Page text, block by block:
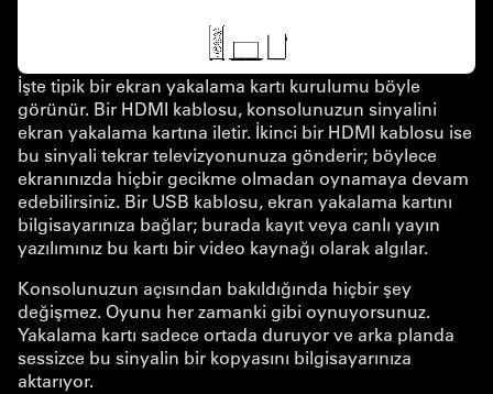
İşte tipik bir ekran yakalama kartı kurulumu böyle
görünür. Bir HDMI kablosu, konsolunuzun sinyalini
ekran yakalama kartına iletir. İkinci bir HDMI kablosu ise
bu sinyali tekrar televizyonunuza gönderir; böylece
ekranınızda hiçbir gecikme olmadan oynamaya devam
edebilirsiniz. Bir USB kablosu, ekran yakalama kartını
bilgisayarınıza bağlar; burada kayıt veya canlı yayın
yazılımınız bu kartı bir video kaynağı olarak algılar.
Konsolunuzun açısından bakıldığında hiçbir şey
değişmez. Oyunu her zamanki gibi oynuyorsunuz.
Yakalama kartı sadece ortada duruyor ve arka planda
sessizce bu sinyalin bir kopyasını bilgisayarınıza
aktarıyor.